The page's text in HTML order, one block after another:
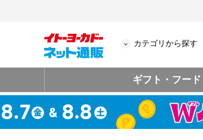
カテゴリから探す
ギフト・フード